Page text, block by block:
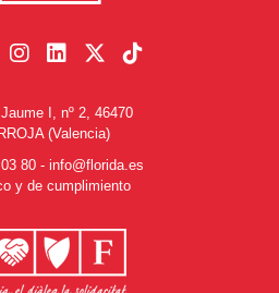
I, nº 2, 46470
(Valencia)
80 - info@florida.es
y de cumplimiento